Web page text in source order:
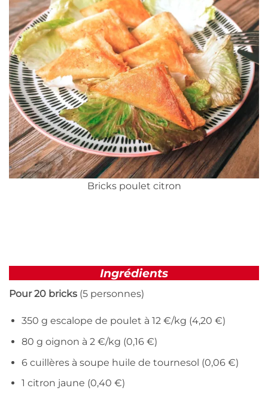
Bricks poulet citron
Ingrédients
Pour 20 bricks (5 personnes)
350 g escalope de poulet à 12 €/kg (4,20 €)
80 g oignon à 2 €/kg (0,16 €)
6 cuillères à soupe huile de tournesol (0,06 €)
1 citron jaune (0,40 €)